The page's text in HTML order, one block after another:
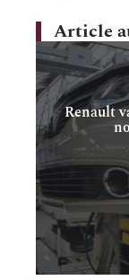
Article
Renault